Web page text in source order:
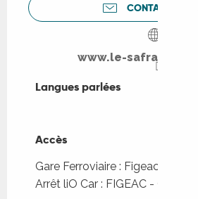
CONTACTEZ-
www.le-
Langues parlées
Langues parlées
Accès
Accès
Gare Ferroviaire : Figeac à 784m
Arrêt liO Car : FIGEAC - Gare